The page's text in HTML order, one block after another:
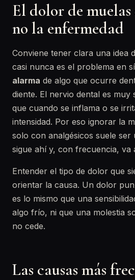
El dolor de muelas
no la enfermedad
Conviene tener clara una idea
casi nunca es el problema en
alarma de algo que ocurre
diente. El nervio dental es muy
que cuando se inflama o se
intensidad. Por eso ignorar la
solo con analgésicos suele
sigue ahí y, con frecuencia, va
Entender el tipo de dolor que
orientar la causa. Un dolor
es lo mismo que una
algo frío, ni que una molestia
no cede.
Las causas más